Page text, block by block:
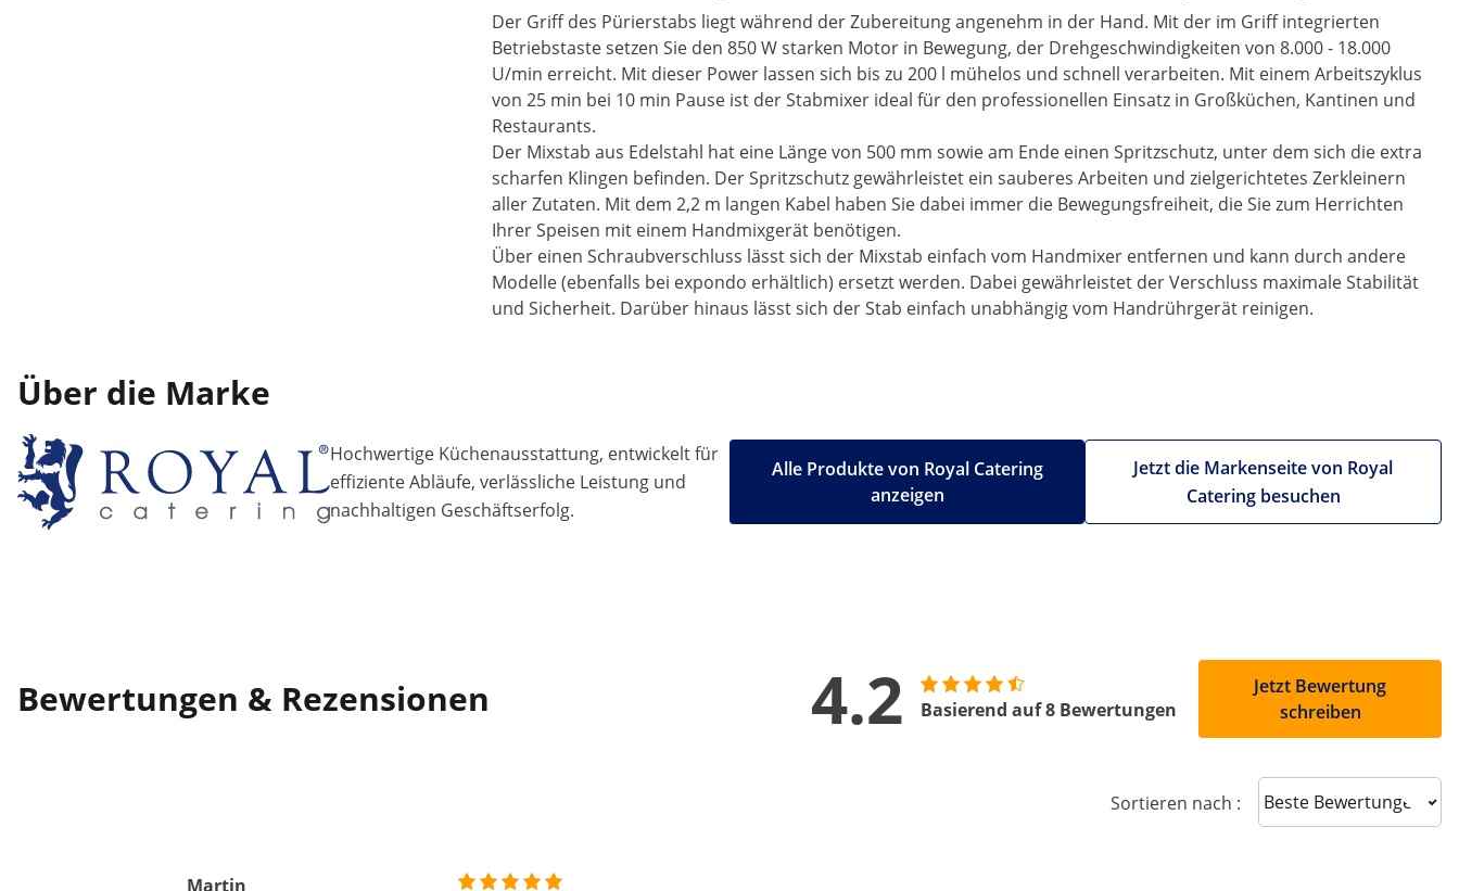
Der Griff des Pürierstabs liegt während der Zubereitung angenehm in der Hand. Mit der im Griff integrierten
Betriebstaste setzen Sie den 850 W starken Motor in Bewegung, der Drehgeschwindigkeiten von 8.000 - 18.000
U/min erreicht. Mit dieser Power lassen sich bis zu 200 l mühelos und schnell verarbeiten. Mit einem Arbeitszyklus
von 25 min bei 10 min Pause ist der Stabmixer ideal für den professionellen Einsatz in Großküchen, Kantinen und
Restaurants.
Der Mixstab aus Edelstahl hat eine Länge von 500 mm sowie am Ende einen Spritzschutz, unter dem sich die extra
scharfen Klingen befinden. Der Spritzschutz gewährleistet ein sauberes Arbeiten und zielgerichtetes Zerkleinern
aller Zutaten. Mit dem 2,2 m langen Kabel haben Sie dabei immer die Bewegungsfreiheit, die Sie zum Herrichten
Ihrer Speisen mit einem Handmixgerät benötigen.
Über einen Schraubverschluss lässt sich der Mixstab einfach vom Handmixer entfernen und kann durch andere
Modelle (ebenfalls bei expondo erhältlich) ersetzt werden. Dabei gewährleistet der Verschluss maximale Stabilität
und Sicherheit. Darüber hinaus lässt sich der Stab einfach unabhängig vom Handrührgerät reinigen.
Über die Marke
Hochwertige Küchenausstattung, entwickelt für
effiziente Abläufe, verlässliche Leistung und
nachhaltigen Geschäftserfolg.
Jetzt die Markenseite von Royal
Catering besuchen
Alle Produkte von Royal Catering
anzeigen
Bewertungen & Rezensionen 4.2 Basierend auf 8 Bewertungen
Jetzt Bewertung
schreiben
Sortieren nach : Sort reviews
Martin